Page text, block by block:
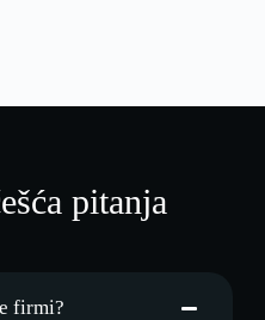
pitanja
firmi?